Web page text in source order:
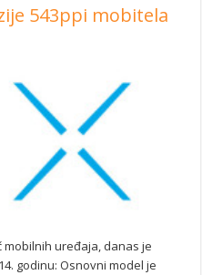
543ppi mobitela
uređaja, danas je
godinu: Osnovni model je